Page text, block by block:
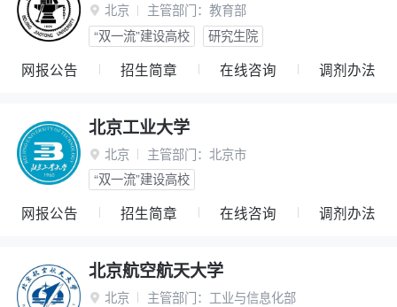
 北京 主管部门： 教育部
“双一流”建设高校
研究生院
网报公告 招生简章 在线咨询 调剂办法
北京工业大学
 北京 主管部门： 北京市
“双一流”建设高校
网报公告 招生简章 在线咨询 调剂办法
北京航空航天大学
 北京 主管部门： 工业与信息化部